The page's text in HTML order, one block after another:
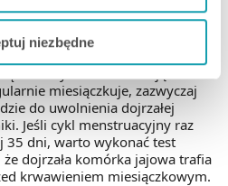
swoją zgodę i wybrać tylko
z którymi wiąże się
aktywności dokonaj
wyborów i kliknij „Zarządzaj
Zaakceptuj niezbędne”, co
wyrażasz zgody na
niezbędne
pragną zwiększyć
miesiączkuje, zazwyczaj
do uwolnienia dojrzałej
Jeśli cykl menstruacyjny raz
35 dni, warto wykonać test
dojrzała komórka jajowa trafia
krwawieniem miesiączkowym.